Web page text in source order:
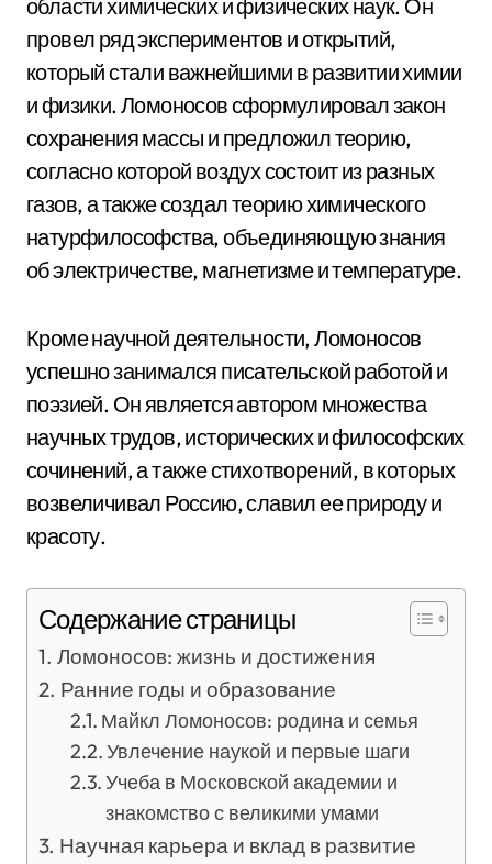
области химических и физических наук. Он
провел ряд экспериментов и открытий,
который стали важнейшими в развитии химии
и физики. Ломоносов сформулировал закон
сохранения массы и предложил теорию,
согласно которой воздух состоит из разных
газов, а также создал теорию химического
натурфилософства, объединяющую знания
об электричестве, магнетизме и температуре.
Кроме научной деятельности, Ломоносов
успешно занимался писательской работой и
поэзией. Он является автором множества
научных трудов, исторических и философских
сочинений, а также стихотворений, в которых
возвеличивал Россию, славил ее природу и
красоту.
Содержание страницы
Ломоносов: жизнь и достижения
Ранние годы и образование
Майкл Ломоносов: родина и семья
Увлечение наукой и первые шаги
Учеба в Московской академии и
знакомство с великими умами
Научная карьера и вклад в развитие